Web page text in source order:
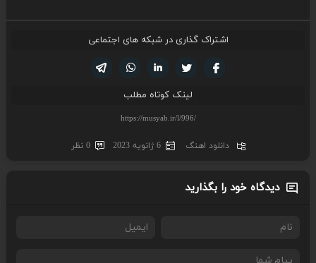
اشتراک گذاری در شبکه های اجتماعی
لینکدین تویتر
فیسوک
لینک کوتاه مطلب
دانلود اهنگ 6 ژانویه 2023 0 نظر
دیدگاه خود را بگذارید